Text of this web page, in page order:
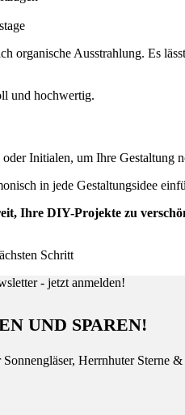
organische Ausstrahlung. Es
und hochwertig.
Initialen, um Ihre Gestaltung
in jede Gestaltungsidee
Ihre DIY-Projekte zu
Schritt
UND SPAREN!
Herrnhuter Sterne